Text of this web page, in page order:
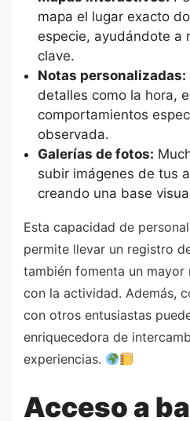
mapa el lugar exacto
especie, ayudándote a
clave.
Notas personalizadas:
detalles como la hora,
comportamientos
observada.
Galerías de fotos:
subir imágenes de tus
creando una base
Esta capacidad de
permite llevar un registro
también fomenta un
con la actividad. Además,
con otros entusiastas
enriquecedora de
experiencias.
Acceso a